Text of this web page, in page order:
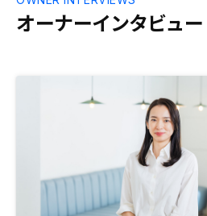
オーナーインタビュー